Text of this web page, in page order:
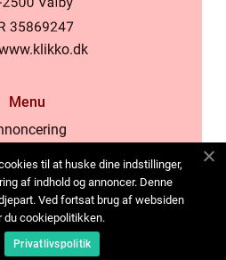
Menu
Cookies
os
Sitemap
til at huske dine indstillinger,
af indhold og annoncer. Denne
Ved fortsat brug af websiden
du cookiepolitikken.
Privatlivspolitik